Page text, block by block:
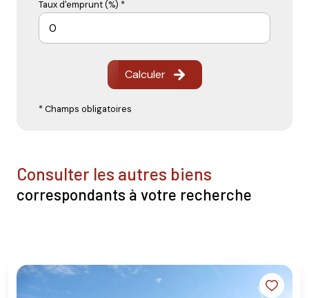
Taux d'emprunt (%) *
Calculer
* Champs obligatoires
consulter les autres biens
correspondants à votre recherche